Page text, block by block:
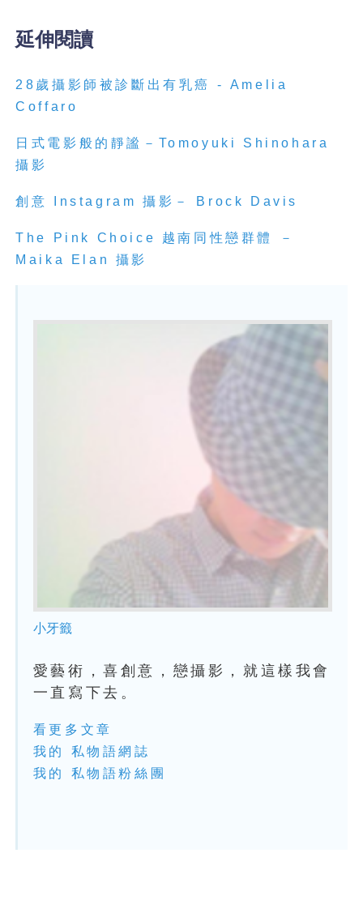
延伸閱讀
28歲攝影師被診斷出有乳癌 - Amelia
Coffaro
日式電影般的靜謐－Tomoyuki Shinohara
攝影
創意 Instagram 攝影－ Brock Davis
The Pink Choice 越南同性戀群體 －
Maika Elan 攝影
小牙籤
愛藝術，喜創意，戀攝影，就這樣我會
一直寫下去。
看更多文章
我的 私物語網誌
我的 私物語粉絲團